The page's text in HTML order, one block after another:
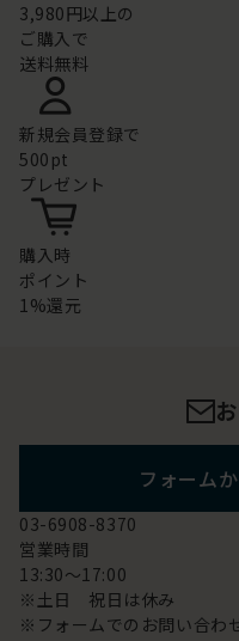
3,980円以上の
ご購入で
送料無料
新規会員登録で
500pt
プレゼント
購入時
ポイント
1%還元
フォーム
03-6908-8370
営業時間
13:30～17:00
※土日 祝日は休み
※フォームでのお問い合わ